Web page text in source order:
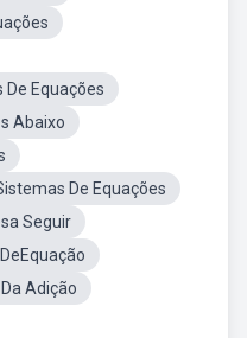
De Equações
Abaixo
De Equações
Seguir
Adição